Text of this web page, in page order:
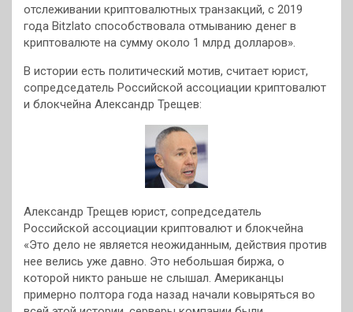
отслеживании криптовалютных транзакций, с 2019
года Bitzlato способствовала отмыванию денег в
криптовалюте на сумму около 1 млрд долларов».
В истории есть политический мотив, считает юрист,
сопредседатель Российской ассоциации криптовалют
и блокчейна Александр Трещев:
Александр Трещев юрист, сопредседатель
Российской ассоциации криптовалют и блокчейна
«Это дело не является неожиданным, действия против
нее велись уже давно. Это небольшая биржа, о
которой никто раньше не слышал. Американцы
примерно полтора года назад начали ковыряться во